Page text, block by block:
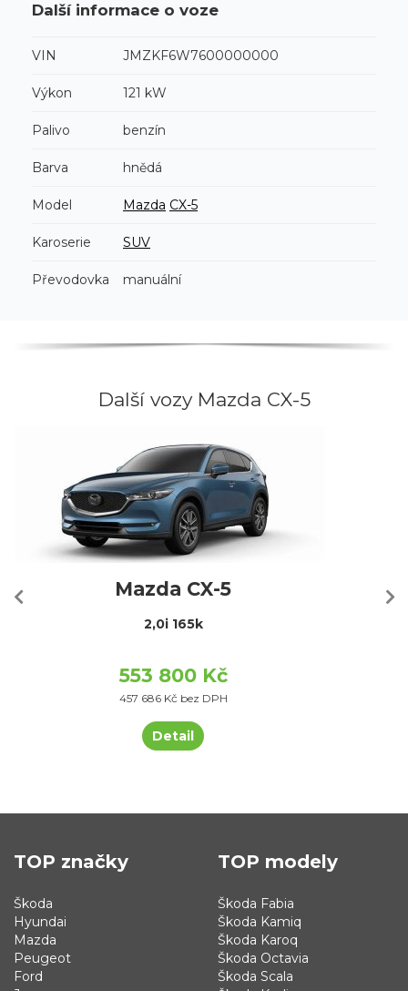
Další informace o voze
VIN JMZKF6W7600000000
Výkon 121 kW
Palivo benzín
Barva hnědá
Model Mazda CX-5
Karoserie SUV
Převodovka manuální
Další vozy Mazda CX-5
Mazda CX-5
2,0i 165k
553 800 Kč
457 686 Kč bez DPH
Detail
TOP značky
Škoda
Hyundai
Mazda
Peugeot
Ford
TOP modely
Škoda Fabia
Škoda Kamiq
Škoda Karoq
Škoda Octavia
Škoda Scala